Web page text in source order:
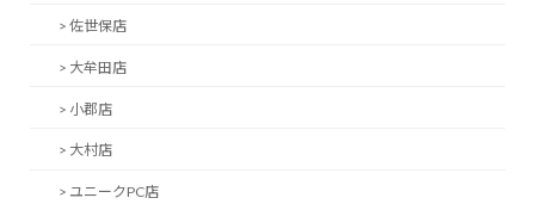
> 佐世保店
> 大牟田店
> 小郡店
> 大村店
> ユニークPC店